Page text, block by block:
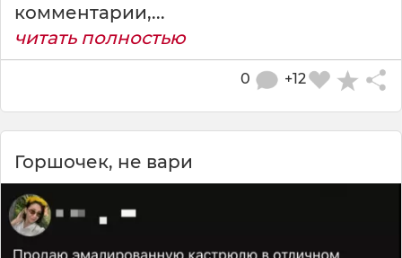
комментарии,...
читать полностью
+12
0
Горшочек, не вари